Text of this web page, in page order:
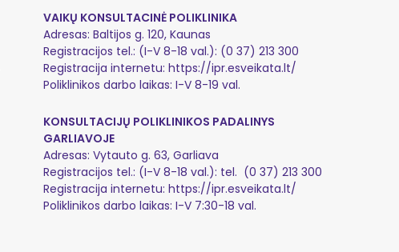
VAIKŲ KONSULTACINĖ POLIKLINIKA
Adresas: Baltijos g. 120, Kaunas
Registracijos tel.: (I-V 8-18 val.): (0 37) 213 300
Registracija internetu: https://ipr.esveikata.lt/
Poliklinikos darbo laikas: I-V 8-19 val.
KONSULTACIJŲ POLIKLINIKOS PADALINYS
GARLIAVOJE
Adresas: Vytauto g. 63, Garliava
Registracijos tel.: (I-V 8-18 val.): tel. (0 37) 213 300
Registracija internetu: https://ipr.esveikata.lt/
Poliklinikos darbo laikas: I-V 7:30-18 val.